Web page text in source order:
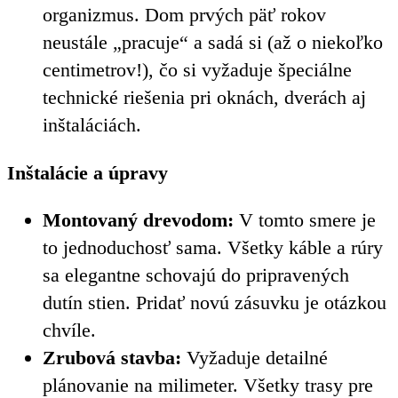
organizmus. Dom prvých päť rokov
neustále „pracuje“ a sadá si (až o niekoľko
centimetrov!), čo si vyžaduje špeciálne
technické riešenia pri oknách, dverách aj
inštaláciách.
Inštalácie a úpravy
Montovaný drevodom: V tomto smere je
to jednoduchosť sama. Všetky káble a rúry
sa elegantne schovajú do pripravených
dutín stien. Pridať novú zásuvku je otázkou
chvíle.
Zrubová stavba: Vyžaduje detailné
plánovanie na milimeter. Všetky trasy pre